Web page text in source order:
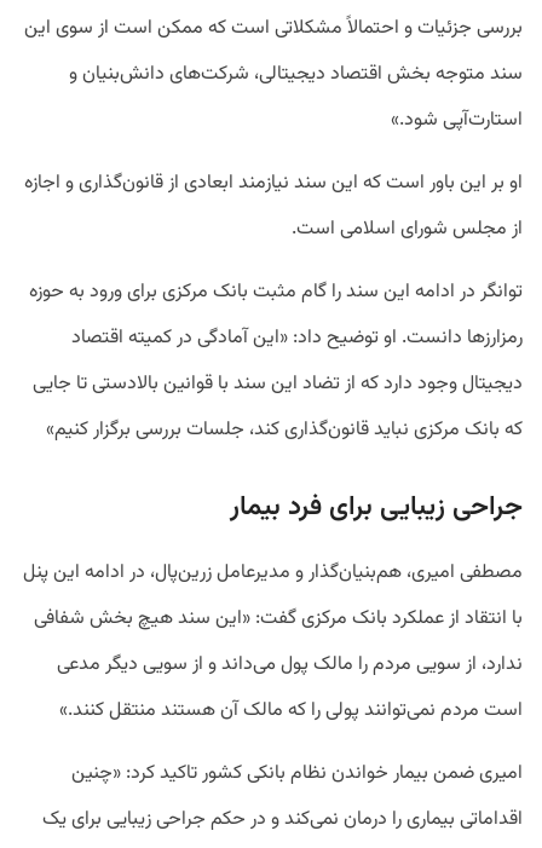
بررسی جزئیات و احتمالاً مشکلاتی است که ممکن است از سوی این
سند متوجه بخش اقتصاد دیجیتالی، شرکت‌های دانش‌بنیان و
استارت‌آپی شود.»
او بر این باور است که این سند نیازمند ابعادی از قانون‌گذاری و اجازه
از مجلس شورای اسلامی است.
توانگر در ادامه این سند را گام مثبت بانک مرکزی برای ورود به حوزه
رمزارزها دانست. او توضیح داد: «این آمادگی در کمیته اقتصاد
دیجیتال وجود دارد که از تضاد این سند با قوانین بالادستی تا جایی
که بانک مرکزی نباید قانون‌گذاری کند، جلسات بررسی برگزار کنیم»
جراحی زیبایی برای فرد بیمار
مصطفی امیری، هم‌بنیان‌گذار و مدیرعامل زرین‌پال، در ادامه این پنل
با انتقاد از عملکرد بانک مرکزی گفت: «این سند هیچ بخش شفافی
ندارد، از سویی مردم را مالک پول می‌داند و از سویی دیگر مدعی
است مردم نمی‌توانند پولی را که مالک آن هستند منتقل کنند.»
امیری ضمن بیمار خواندن نظام بانکی کشور تاکید کرد: «چنین
اقداماتی بیماری را درمان نمی‌کند و در حکم جراحی زیبایی برای یک